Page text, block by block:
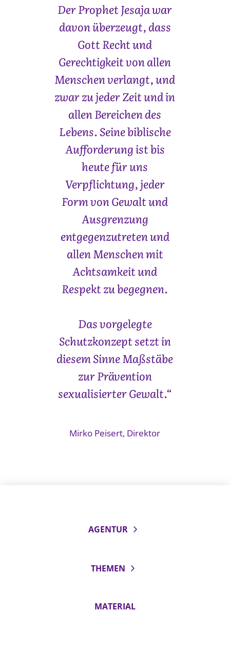
Der Prophet Jesaja war
davon überzeugt, dass
Gott Recht und
Gerechtigkeit von allen
Menschen verlangt, und
zwar zu jeder Zeit und in
allen Bereichen des
Lebens. Seine biblische
Aufforderung ist bis
heute für uns
Verpflichtung, jeder
Form von Gewalt und
Ausgrenzung
entgegenzutreten und
allen Menschen mit
Achtsamkeit und
Respekt zu begegnen.
Das vorgelegte
Schutzkonzept setzt in
diesem Sinne Maßstäbe
zur Prävention
sexualisierter Gewalt.“
Mirko Peisert, Direktor
AGENTUR
THEMEN
MATERIAL